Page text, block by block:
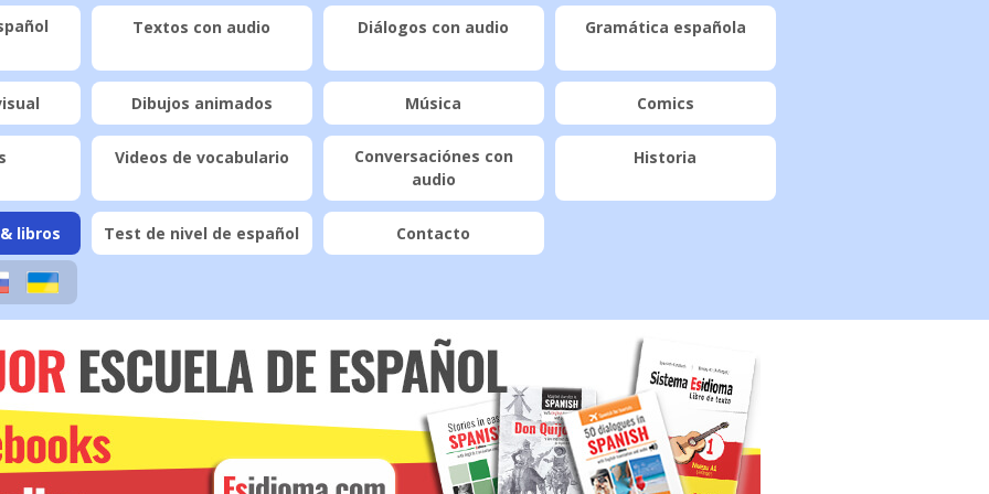
Textos con audio Diálogos con audio Gramática española
Dibujos animados Música Comics
Videos de vocabulario
Conversaciónes con
audio
Historia
libros Test de nivel de español Contacto